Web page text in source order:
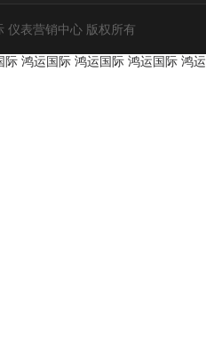
仪表营销中心 版权所有
际 鸿运国际 鸿运国际 鸿运国际 鸿